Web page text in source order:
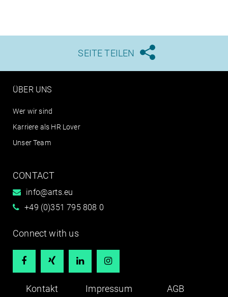
  
SEITE TEILEN
ÜBER UNS
Wer wir sind
Karriere als HR Lover
Unser Team
CONTACT
info@arts.eu
+49 (0)351 795 808 0
Connect with us
   
Kontakt Impressum AGB